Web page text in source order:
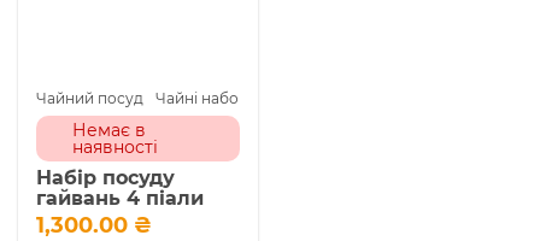
Чайний посуд Чайні набори
Немає в
наявності
Набір посуду
гайвань 4 піали
1,300.00 ₴